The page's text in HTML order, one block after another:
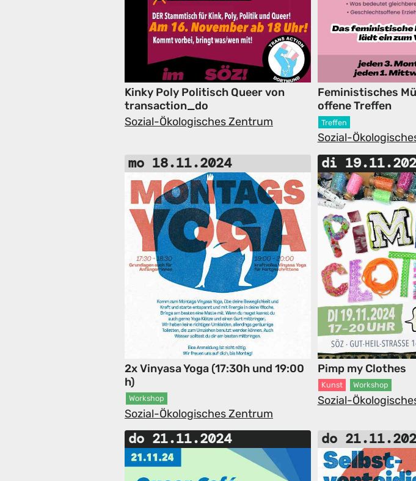
Kinky Poly Politisch Queer von
transaction_do
Sozial-Ökologisches Zentrum
Feministisches
offene Treffen
Treffen
Sozial-
mo 18.11.2024
2x Vinyasa Yoga (17:30h und 19:00
h)
Workshop
Sozial-Ökologisches Zentrum
di
Pimp my Clothes
Kunst Workshop
Sozial-
do 21.11.2024 do